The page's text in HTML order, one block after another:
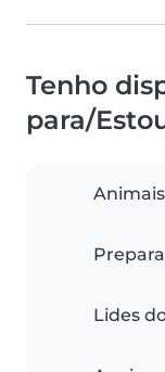
Tenho
para/
Lides